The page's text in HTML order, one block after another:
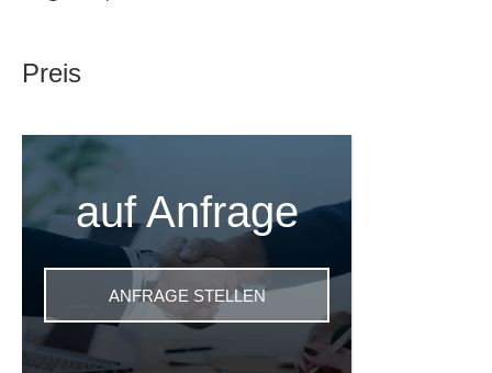
Stammdatenmanagement
Zahlungseingänge
Preis
auf Anfrage
ANFRAGE STELLEN